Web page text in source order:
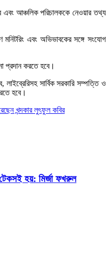
এবং আঞ্চলিক পরিচালককে নেওয়ার তথ্য
এবং অভিভাবকের সঙ্গে সংযোগ
প্রদান করতে হবে।
লাইব্রেরিসহ সার্বিক সরকারি সম্পত্তি ও
হবে।
খন্দকার লুৎফুল কবির
হয়: মির্জা ফখরুল